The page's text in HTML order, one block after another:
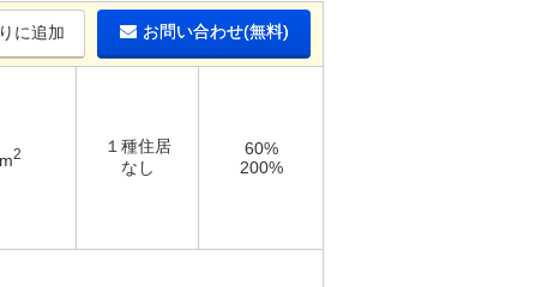
に追加 お問い合わせ(無料)
2
１種住居
なし
60%
200%